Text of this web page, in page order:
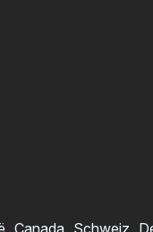
Canada Schweiz